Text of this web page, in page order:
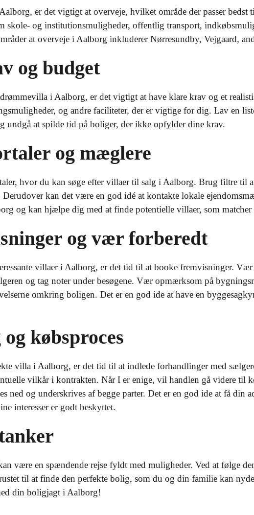
er det vigtigt at overveje, hvilket område der passer
skole- og institutionsmuligheder, offentlig transport,
at overveje i Aalborg inkluderer Nørresundby, Vejgaard,
og budget
i Aalborg, er det vigtigt at have klare krav og et
og andre faciliteter, der er vigtige for dig. Lav en
undgå at spilde tid på boliger, der ikke opfylder dine krav.
og mæglere
hvor du kan søge efter villaer til salg i Aalborg. Brug filtre til
Derudover kan det være en god idé at kontakte lokale
og kan hjælpe dig med at finde potentielle villaer, som matcher
og vær forberedt
villaer i Aalborg, er det tid til at booke fremvisninger.
og tag noter under besøgene. Vær opmærksom på
omkring boligen. Det er en god ide at have en
købsproces
villa i Aalborg, er det tid til at indlede forhandlinger med
vilkår i kontrakten. Når I er enige, vil handlen gå videre til
ned og underskrives af begge parter. Det er en god ide at få din
interesser er godt beskyttet.
være en spændende rejse fyldt med muligheder. Ved at følge
til at finde den perfekte bolig, som du og din familie kan
din boligjagt i Aalborg!